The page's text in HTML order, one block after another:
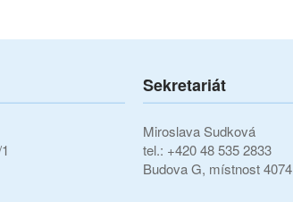
Sekretariát
Miroslava Sudková
tel.: +420 48 535 2833
Budova G, místnost 4074